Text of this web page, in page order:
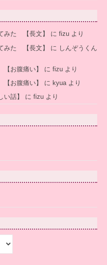
みた 【長文】 に fizu より
みた 【長文】
に しんぞうくん
お腹痛い】
に fizu より
お腹痛い】
に kyuaより
話】
に fizu より